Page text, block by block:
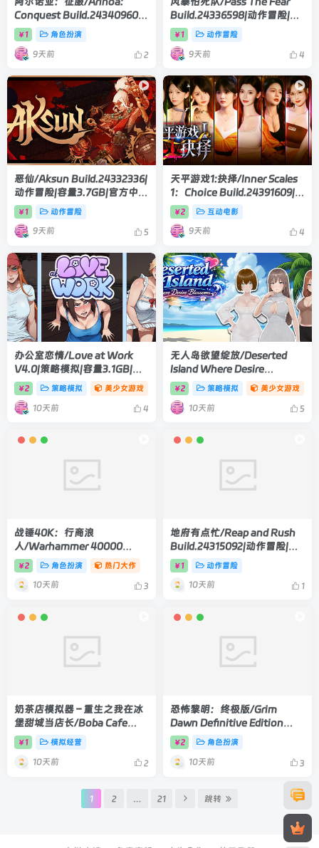
Conquest Build.24340960|
角色扮演|容量2.4GB|官方中文
版
￥1 角色扮演
9天前 2
Build.24336598|动作冒险|容
量3.4GB|官方中文版
￥1 动作冒险
9天前 4
恶仙/Aksun Build.24332336|
动作冒险|容量3.7GB|官方中文
版
￥1 动作冒险
9天前 5
天平游戏1:抉择/Inner Scales
1：Choice Build.24391609|互
动电影|容量24.3GB|官方中文
版
￥2 互动电影
9天前 4
办公室恋情/Love at Work
V4.0|策略模拟|容量3.1GB|官
方中文版
￥2 策略模拟 美少女游戏
10天前 4
无人岛欲望绽放/Deserted
Island Where Desire
Blossoms V1.03|策略模拟|容
量1.1GB|官方中文版
￥2 策略模拟 美少女游戏
10天前 5
战锤40K：行商浪
人/Warhammer 40000
Rogue Trader v1.6.1.514|角色
扮演|容量43.3GB|官方中文版
￥2 角色扮演 热门大作
10天前 3
地府有点忙/Reap and Rush
Build.24315092|动作冒险|容
量3.7GB|官方中文版
￥1 动作冒险
10天前 1
奶茶店模拟器 – 重生之我在冰
堡甜城当店长/Boba Cafe
Simulator Build.24393452|
模拟经营|容量2.6GB|官方中文
版
￥1 模拟经营
10天前 2
恐怖黎明：终极版/Grim
Dawn Definitive Edition
v1.3|角色扮演|容量21.2GB|官
方中文版
￥2 角色扮演
10天前 3
1 2 21 跳转